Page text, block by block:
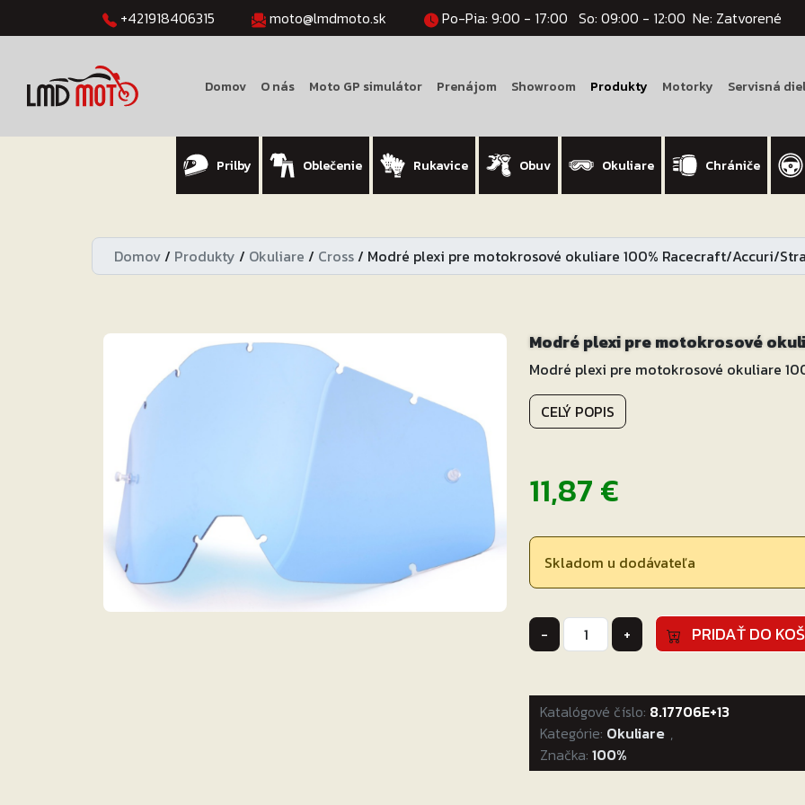
+421918406315 moto@lmdmoto.sk Po-Pia: 9:00 - 17:00 So: 09:00 - 12:00 Ne: Zatvorené
Domov O nás Moto GP simulátor Prenájom Showroom Produkty Motorky Servisná
Prilby Oblečenie Rukavice Obuv Okuliare Chrániče
Domov/ Produkty / Okuliare / Cross/ Modré plexi pre motokrosové okuliare 100% Racecraft/Accuri/
Modré plexi pre motokrosové
Modré plexi pre motokrosové okuliare
CELÝ POPIS
11,87€
Skladom u dodávateľa
-
množstvo
Modré
pre
motokrosové
okuliare
100%
Racecraft/Accuri/Strata
+ PRIDAŤ DO
Katalógové číslo: 8.17706E+13
Kategórie: Okuliare ,
Značka: 100%